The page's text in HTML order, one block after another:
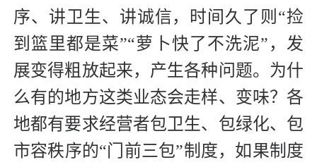
序、讲卫生、讲诚信，时间久了则“捡
到篮里都是菜”“萝卜快了不洗泥”，发
展变得粗放起来，产生各种问题。为什
么有的地方这类业态会走样、变味？各
地都有要求经营者包卫生、包绿化、包
市容秩序的“门前三包”制度，如果制度